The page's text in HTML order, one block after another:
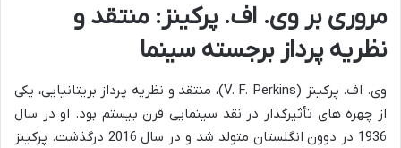
مروری بر وی. اف. پرکینز: منتقد و
نظریه پرداز برجسته سینما
وی. اف. پرکینز (V. F. Perkins)، منتقد و نظریه پرداز بریتانیایی، یکی
از چهره های تأثیرگذار در نقد سینمایی قرن بیستم بود. او در سال
1936 در دوون انگلستان متولد شد و در سال 2016 درگذشت. پرکینز